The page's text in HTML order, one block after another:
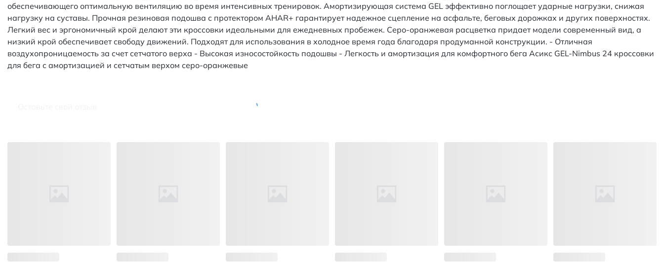
обеспечивающего оптимальную вентиляцию во время интенсивных тренировок. Амортизирующая система GEL эффективно поглощает ударные нагрузки, снижая
нагрузку на суставы. Прочная резиновая подошва с протектором AHAR+ гарантирует надежное сцепление на асфальте, беговых дорожках и других поверхностях.
Легкий вес и эргономичный крой делают эти кроссовки идеальными для ежедневных пробежек. Серо-оранжевая расцветка придает модели современный вид, а
низкий крой обеспечивает свободу движений. Подходят для использования в холодное время года благодаря продуманной конструкции. - Отличная
воздухопроницаемость за счет сетчатого верха - Высокая износостойкость подошвы - Легкость и амортизация для комфортного бега Асикс GEL-Nimbus 24 кроссовки
для бега с амортизацией и сетчатым верхом серо-оранжевые